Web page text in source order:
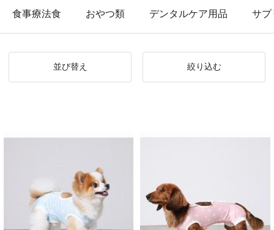
食事療法食 おやつ類 デンタルケア用品 サプ
並び替え 絞り込む